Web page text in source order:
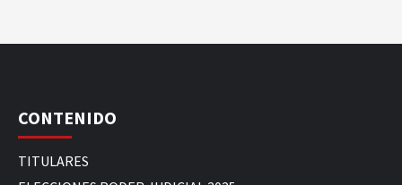
CONTENIDO
TITULARES